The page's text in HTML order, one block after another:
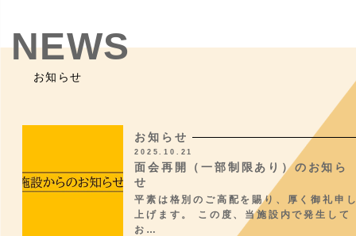
NEWS
お知らせ
お知らせ
2025.10.21
面会再開（一部制限あり）のお知ら
せ
平素は格別のご高配を賜り、厚く御礼申
上げます。 この度、当施設内で発生して
お…